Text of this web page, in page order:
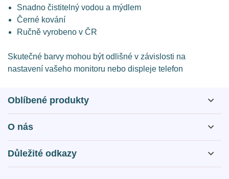
Snadno čistitelný vodou a mýdlem
Černé kování
Ručně vyrobeno v ČR
Skutečné barvy mohou být odlišné v závislosti na
nastavení vašeho monitoru nebo displeje telefon
Oblíbené produkty
O nás
O nás
Otázky a odpovědi
Důležité odkazy